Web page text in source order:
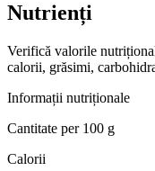
Nutrienți
Verifică valorile
calorii, grăsimi,
Informații nutriționale
Cantitate per100 g
Calorii